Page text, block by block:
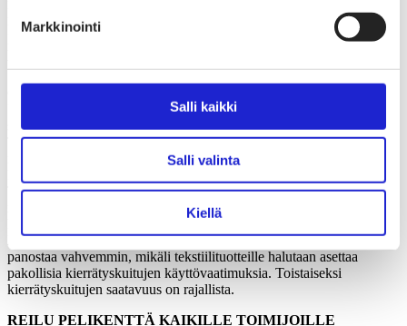
Markkinointi
Salli kaikki
Salli valinta
Kiellä
liittyviä velvoitteita. Kierrätyskuitujen käytön kasvattaminen on
kannatettavaa päästöjen vähentämisen sekä luonnon
monimuotoisuuden näkökulmasta ja tasapuoliset velvoitteet
kierrätyskuidut eivät sovellu kaikkiin tuotteisiin ja niiden käyttö
saattaa olla ristiriidassa tuotteiden laadun ja pitkäikäisyyden kanssa.
Tekstiilialalla kierrätyskuidut ovat vielä suurimmaksi osaksi
mekaanisesti kierrätettyjä kuituja, joiden laatu ei vastaa neitseellisiä
Tuotteita koskevat kierrätyskuituvaatimukset tulisikin pitää
maltillisina. Jo pieni osuus kierrätyskuituja säännönmukaisesti
kierrätysmenetelmiin, kuten kemialliseen kierrätykseen, tulee
panostaa vahvemmin, mikäli tekstiilituotteille halutaan asettaa
pakollisia kierrätyskuitujen käyttövaatimuksia. Toistaiseksi
kierrätyskuitujen saatavuus on rajallista.
REILU PELIKENTTÄ KAIKILLE TOIMIJOILLE